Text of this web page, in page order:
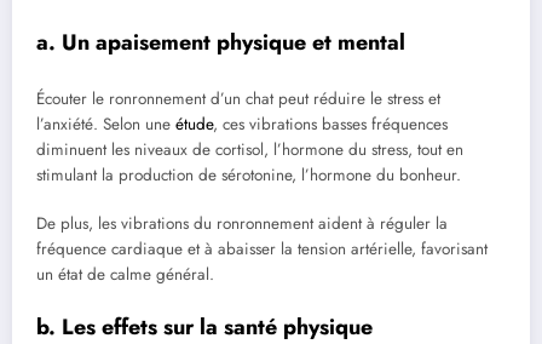
a. Un apaisement physique et mental
Écouter le ronronnement d’un chat peut réduire le stress et
l’anxiété. Selon une étude, ces vibrations basses fréquences
diminuent les niveaux de cortisol, l’hormone du stress, tout en
stimulant la production de sérotonine, l’hormone du bonheur.
De plus, les vibrations du ronronnement aident à réguler la
fréquence cardiaque et à abaisser la tension artérielle, favorisant
un état de calme général.
b. Les effets sur la santé physique